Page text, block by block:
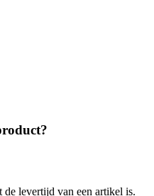
levertijd van een artikel is.